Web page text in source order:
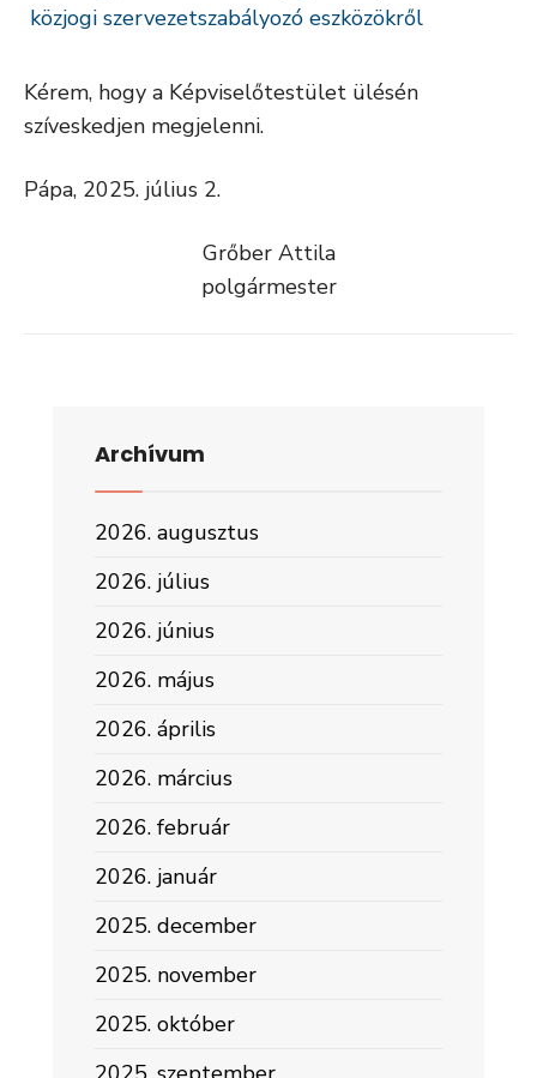
közjogi szervezetszabályozó eszközökről
Kérem, hogy a Képviselőtestület ülésén
szíveskedjen megjelenni.
Pápa, 2025. július 2.
Grőber Attila
polgármester
Archívum
2026. augusztus
2026. július
2026. június
2026. május
2026. április
2026. március
2026. február
2026. január
2025. december
2025. november
2025. október